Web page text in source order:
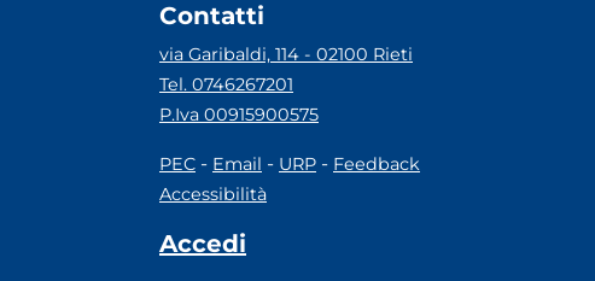
Contatti
via Garibaldi, 114 - 02100 Rieti
Tel. 0746267201
P.Iva 00915900575
PEC - Email - URP - Feedback
Accessibilità
Accedi